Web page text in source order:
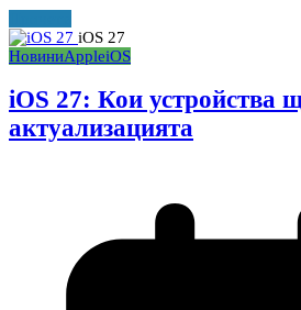
iOS 27
НовиниAppleiOS
iOS 27: Кои устройства
актуализацията